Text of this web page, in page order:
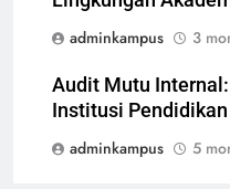
adminkampus
3
Audit Mutu
Institusi Pendidikan
adminkampus
5